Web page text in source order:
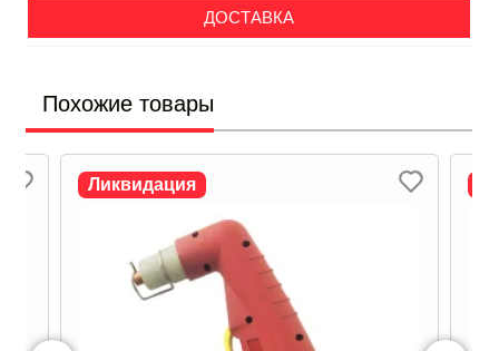
ДОСТАВКА
Похожие товары
Ликвидация